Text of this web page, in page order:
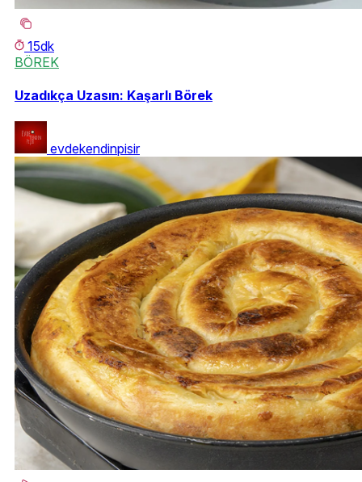
15dk
BÖREK
Uzadıkça Uzasın: Kaşarlı Börek
evdekendinpisir